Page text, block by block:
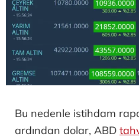
Bu nedenle istihdam
ardından dolar, ABD